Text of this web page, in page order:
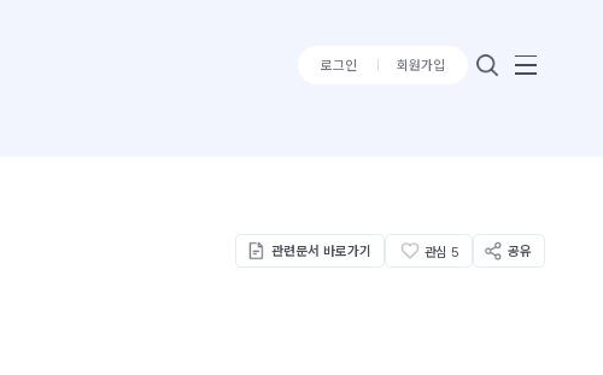
로그인 회원가입
관련문서 바로가기 관심 5 공유